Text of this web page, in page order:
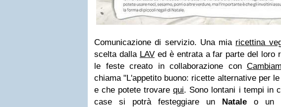
Comunicazione di servizio. Una mia ricettina
scelta dalla LAVed è entrata a far parte del loro
le feste creato in collaborazione con
chiama "L'appetito buono: ricette alternative per
e che potete trovarequi. Sono lontani i tempi in
case si potrà festeggiare un Natale o un